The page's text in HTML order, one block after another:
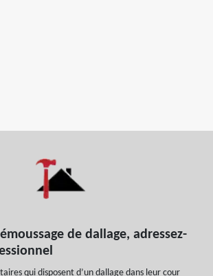
de dallage, adressez-
qui disposent d’un dallage dans leur cour